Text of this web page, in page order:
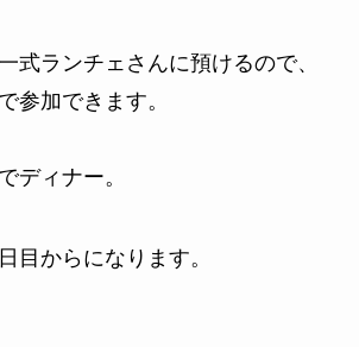
式ランチェさんに預けるので、
参加できます。
ディナー。
目からになります。